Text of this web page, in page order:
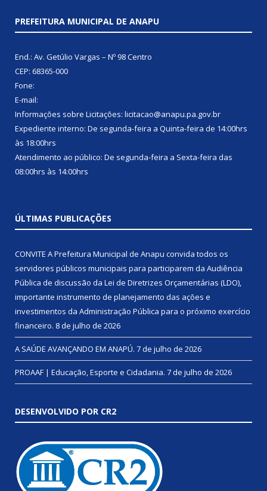
PREFEITURA MUNICIPAL DE ANAPU
End.: Av. Getúlio Vargas – Nº 98 Centro
CEP: 68365-000
Fone:
E-mail:
Informações sobre Licitações: licitacao@anapu.pa.gov.br
Expediente interno: De segunda-feira a Quinta-feira de 14:00hrs
às 18:00hrs
Atendimento ao público: De segunda-feira a Sexta-feira das
08:00hrs às 14:00hrs
ÚLTIMAS PUBLICAÇÕES
CONVITE A Prefeitura Municipal de Anapu convida todos os
servidores públicos municipais para participarem da Audiência
Pública de discussão da Lei de Diretrizes Orçamentárias (LDO),
importante instrumento de planejamento das ações e
investimentos da Administração Pública para o próximo exercício
financeiro. 8 de julho de 2026
A SAÚDE AVANÇANDO EM ANAPÚ. 7 de julho de 2026
PROAAF | Educação, Esporte e Cidadania. 7 de julho de 2026
DESENVOLVIDO POR CR2